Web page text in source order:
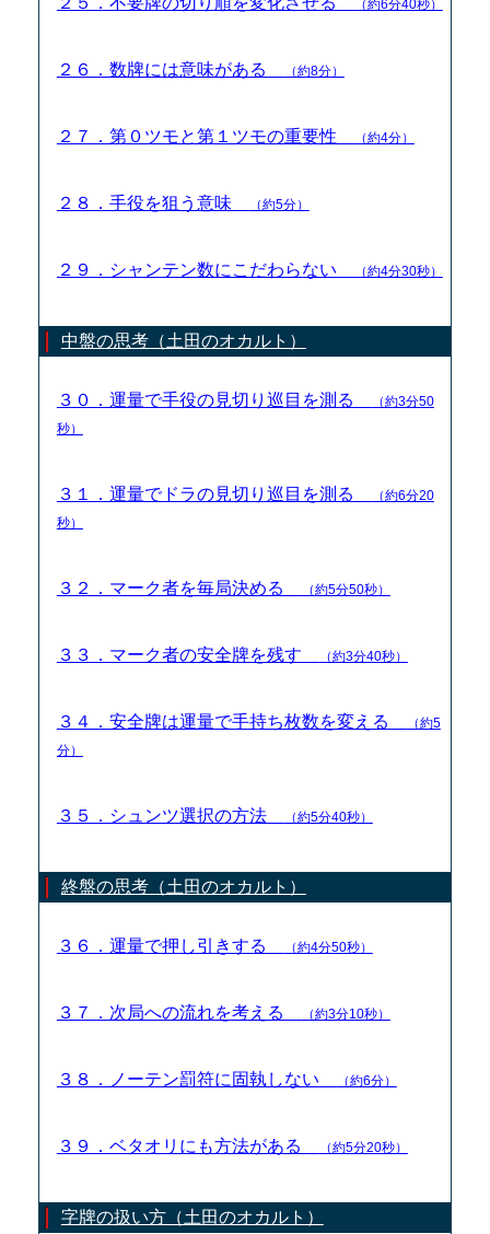
（約6分40秒）
２６．数牌には意味がある （約8分）
２７．第０ツモと第１ツモの重要性 （約4分）
２８．手役を狙う意味 （約5分）
２９．シャンテン数にこだわらない （約4分30秒）
中盤の思考（土田のオカルト）
３０．運量で手役の見切り巡目を測る
（約3分50
秒）
３１．運量でドラの見切り巡目を測る
（約6分20
秒）
３２．マーク者を毎局決める （約5分50秒）
３３．マーク者の安全牌を残す （約3分40秒）
３４．安全牌は運量で手持ち枚数を変える
（約5
分）
３５．シュンツ選択の方法 （約5分40秒）
終盤の思考（土田のオカルト）
３６．運量で押し引きする （約4分50秒）
３７．次局への流れを考える （約3分10秒）
３８．ノーテン罰符に固執しない （約6分）
３９．ベタオリにも方法がある （約5分20秒）
字牌の扱い方（土田のオカルト）